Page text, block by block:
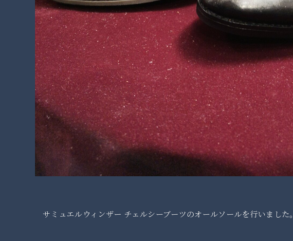
サミュエルウィンザー チェルシーブーツのオールソールを行いました。